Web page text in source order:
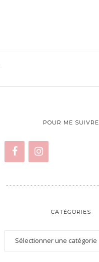
POUR ME SUIVRE
CATÉGORIES